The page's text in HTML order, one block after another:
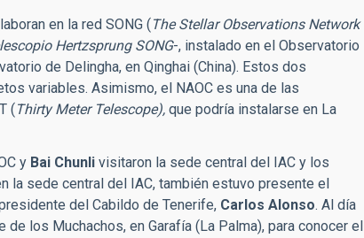
en la red SONG (The Stellar Observations Network
Hertzsprung SONG-, instalado en el Observatorio
de Delingha, en Qinghai (China). Estos dos
variables. Asimismo, el NAOC es una de las
(Thirty Meter Telescope), que podría instalarse en La
y Bai Chunli visitaron la sede central del IAC y los
la sede central del IAC, también estuvo presente el
del Cabildo de Tenerife, Carlos Alonso. Al día
los Muchachos, en Garafía (La Palma), para conocer el